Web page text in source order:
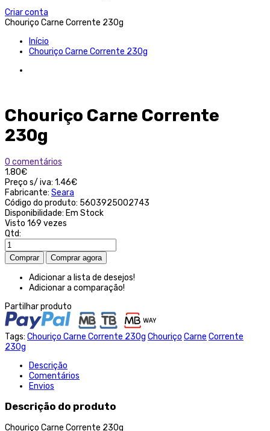
Criar conta
Chouriço Carne Corrente 230g
Início
Chouriço Carne Corrente 230g
Chouriço Carne Corrente
230g
0 comentários
1.80€
Preço s/ iva: 1.46€
Fabricante: Seara
Código do produto: 5603925002743
Disponibilidade: Em Stock
Visto 169 vezes
Qtd:
Adicionar a lista de desejos!
Adicionar a comparação!
Partilhar produto
Tags: Chouriço Carne Corrente 230g Chouriço Carne Corrente
230g
Descrição
Comentários
Envios
Descrição do produto
Chouriço Carne Corrente 230g